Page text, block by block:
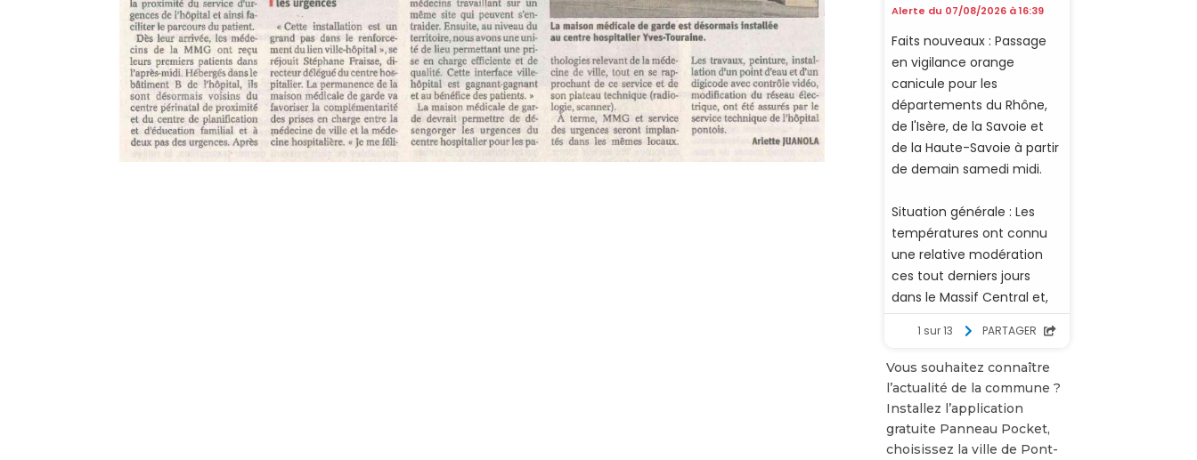
Vous souhaitez connaître
l’actualité de la commune ?
Installez l’application
gratuite Panneau Pocket,
choisissez la ville de Pont-